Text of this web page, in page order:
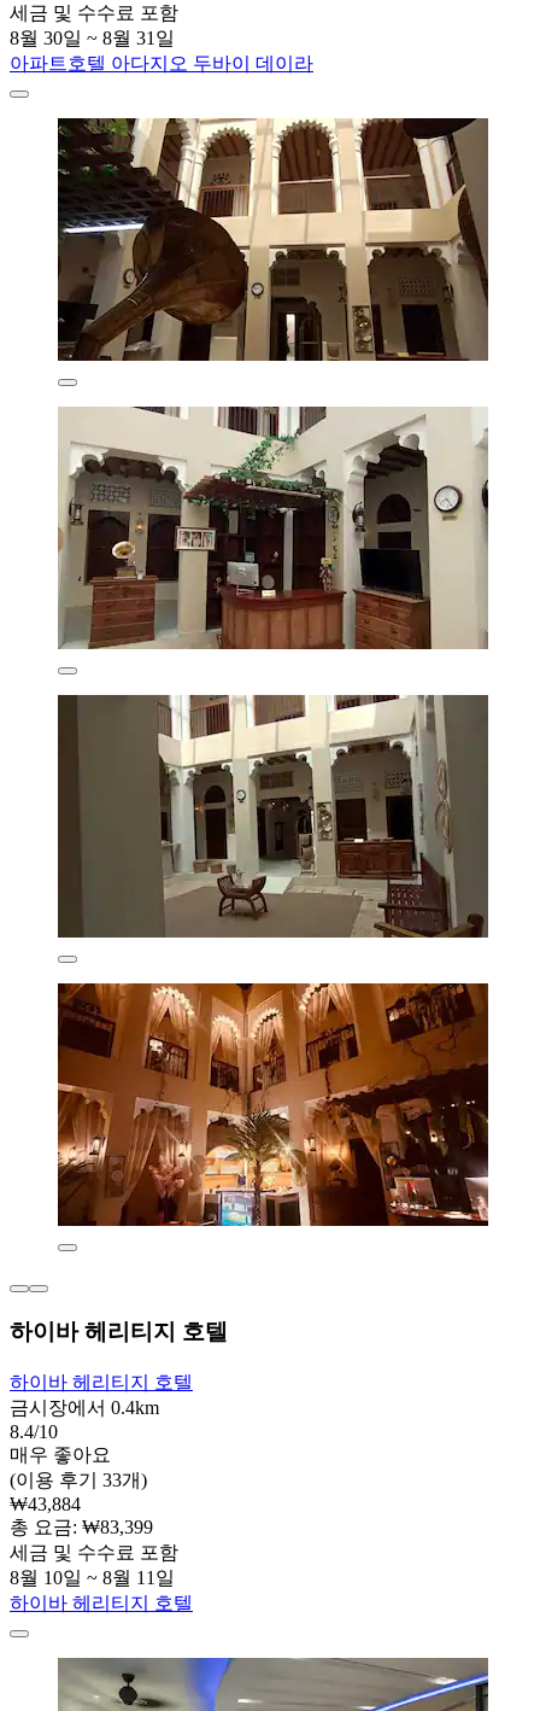
세금 및 수수료 포함
8월 30일 ~ 8월 31일
아파트호텔 아다지오 두바이 데이라
하이바 헤리티지 호텔
하이바 헤리티지 호텔
금시장에서 0.4km
8.4/10
매우 좋아요
(이용 후기 33개)
₩43,884
총 요금: ₩83,399
세금 및 수수료 포함
8월 10일 ~ 8월 11일
하이바 헤리티지 호텔